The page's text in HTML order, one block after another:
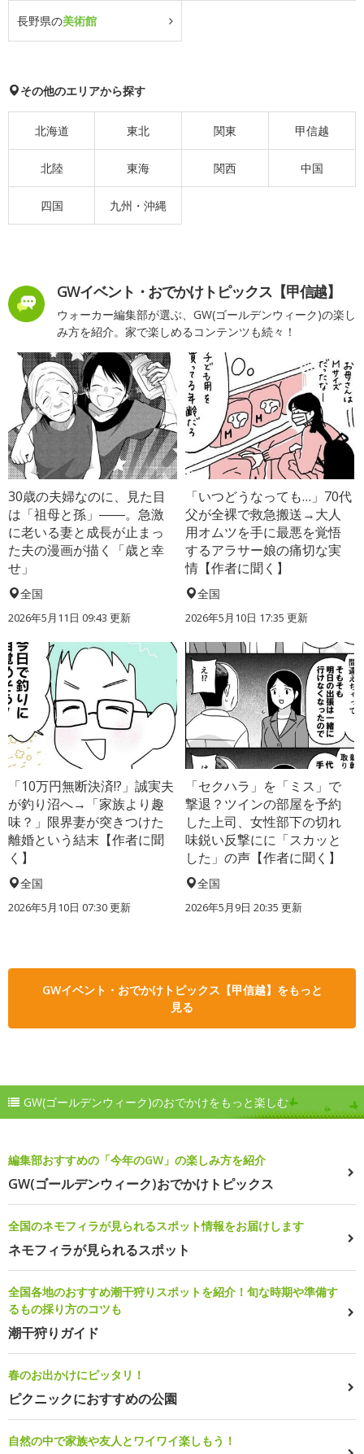
長野県の美術館
その他のエリアから探す
北海道 東北 関東 甲信越
北陸 東海 関西 中国
四国 九州・沖縄
GWイベント・おでかけトピックス【甲信越】
ウォーカー編集部が選ぶ、GW(ゴールデンウィーク)の楽し
み方を紹介。家で楽しめるコンテンツも続々！
30歳の夫婦なのに、見た目
は「祖母と孫」――。急激
に老いる妻と成長が止まっ
た夫の漫画が描く「歳と幸
せ」
全国
2026年5月11日 09:43 更新
「いつどうなっても…」70代
父が全裸で救急搬送→大人
用オムツを手に最悪を覚悟
するアラサー娘の痛切な実
情【作者に聞く】
全国
2026年5月10日 17:35 更新
「10万円無断決済!?」誠実夫
が釣り沼へ→「家族より趣
味？」限界妻が突きつけた
離婚という結末【作者に聞
く】
全国
2026年5月10日 07:30 更新
「セクハラ」を「ミス」で
撃退？ツインの部屋を予約
した上司、女性部下の切れ
味鋭い反撃にに「スカッと
した」の声【作者に聞く】
全国
2026年5月9日 20:35 更新
GWイベント・おでかけトピックス【甲信越】をもっと
見る
GW(ゴールデンウィーク)のおでかけをもっと楽しむ
編集部おすすめの「今年のGW」の楽しみ方を紹介
GW(ゴールデンウィーク)おでかけトピックス
全国のネモフィラが見られるスポット情報をお届けします
ネモフィラが見られるスポット
全国各地のおすすめ潮干狩りスポットを紹介！旬な時期や準備す
るもの採り方のコツも
潮干狩りガイド
春のお出かけにピッタリ！
ピクニックにおすすめの公園
自然の中で家族や友人とワイワイ楽しもう！